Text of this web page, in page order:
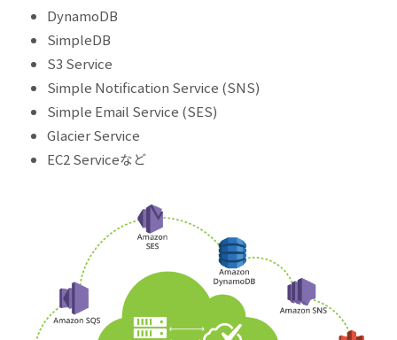
DynamoDB
SimpleDB
S3 Service
Simple Notification Service (SNS)
Simple Email Service (SES)
Glacier Service
EC2 Serviceなど